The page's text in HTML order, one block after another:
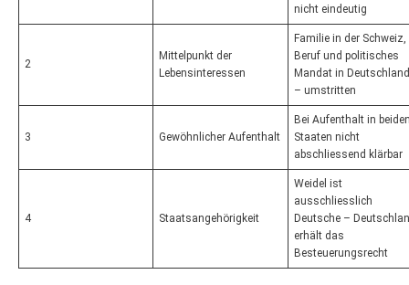
nicht eindeutig
2
Mittelpunkt der
Lebensinteressen
Familie in der Schweiz,
Beruf und politisches
Mandat in Deutschland
– umstritten
3 Gewöhnlicher Aufenthalt
Bei Aufenthalt in
Staaten nicht
abschliessend klärbar
4 Staatsangehörigkeit
Weidel ist
ausschliesslich
Deutsche –
erhält das
Besteuerungsrecht